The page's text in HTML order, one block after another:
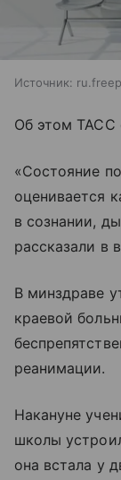
Источник:
Об этом ТАСС
«Состояние
оценивается
в сознании,
рассказали в
В минздраве
краевой
реанимации.
Накануне
школы
она встала у